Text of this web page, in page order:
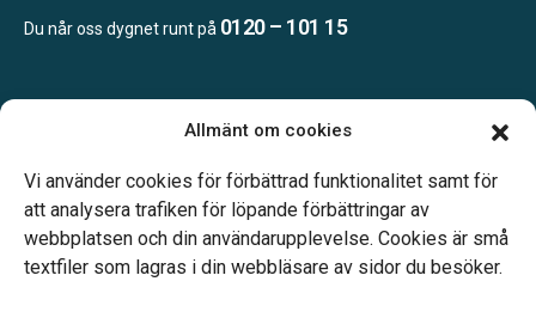
Allmänt om cookies
Vi använder cookies för förbättrad funktionalitet samt för
att analysera trafiken för löpande förbättringar av
webbplatsen och din användarupplevelse. Cookies är små
textfiler som lagras i din webbläsare av sidor du besöker.
Du når oss dygnet runt på 0120 – 101 15
Jourtelefon dygnet runt.